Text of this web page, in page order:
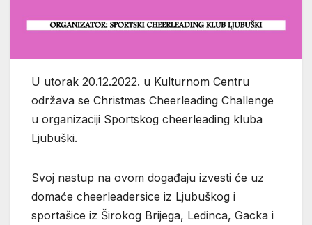
U utorak 20.12.2022. u Kulturnom Centru
održava se Christmas Cheerleading Challenge
u organizaciji Sportskog cheerleading kluba
Ljubuški.
Svoj nastup na ovom događaju izvesti će uz
domaće cheerleadersice iz Ljubuškog i
sportašice iz Širokog Brijega, Ledinca, Gacka i